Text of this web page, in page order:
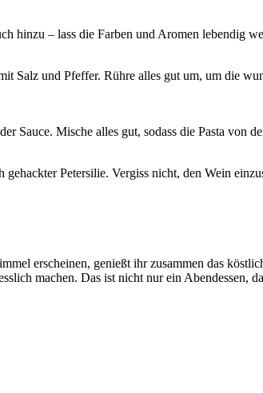
hinzu – lass die Farben und Aromen lebendig
Salz und Pfeffer. Rühre alles gut um, um die
Sauce. Mische alles gut, sodass die Pasta von
Petersilie. Vergiss nicht, den Wein
erscheinen, genießt ihr zusammen das
machen. Das ist nicht nur ein Abendessen,